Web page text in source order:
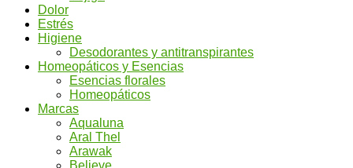
Dolor
Estrés
Higiene
Desodorantes y antitranspirantes
Homeopáticos y Esencias
Esencias florales
Homeopáticos
Marcas
Aqualuna
Aral Thel
Arawak
Believe